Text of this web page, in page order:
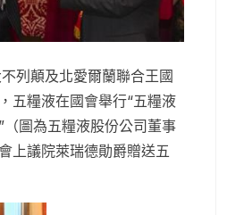
列顛及北愛爾蘭聯合王國
五糧液在國會舉行“五糧液
（圖為五糧液股份公司董事
上議院萊瑞德勛爵贈送五